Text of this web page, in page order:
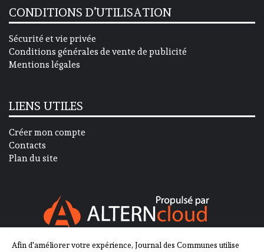
CONDITIONS D’UTILISATION
Sécurité et vie privée
Conditions générales de vente de publicité
Mentions légales
LIENS UTILES
Créer mon compte
Contacts
Plan du site
Afin d'améliorer votre expérience, Journal des Communes utilise